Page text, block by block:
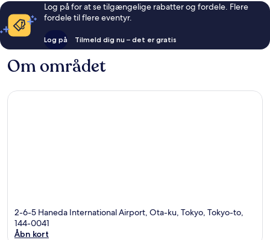
Log på for at se tilgængelige rabatter og fordele. Flere
fordele til flere eventyr.
Log på Tilmeld dig nu – det er gratis
Om området
2-6-5 Haneda International Airport, Ota-ku, Tokyo, Tokyo-to,
144-0041
Åbn kort